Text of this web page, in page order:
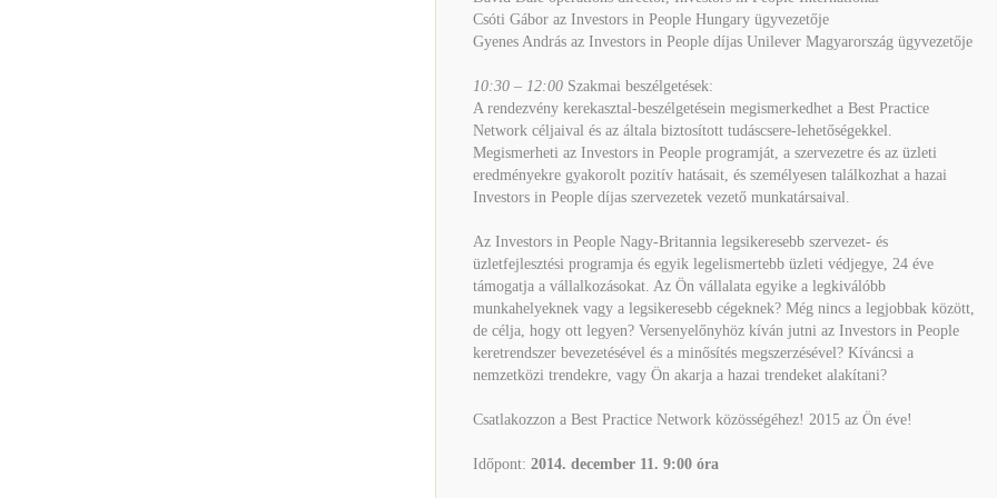
Csóti Gábor az Investors in People Hungary ügyvezetője
Gyenes András az Investors in People díjas Unilever Magyarország ügyvezetője
10:30 – 12:00Szakmai beszélgetések:
A rendezvény kerekasztal-beszélgetésein megismerkedhet a Best Practice
Network céljaival és az általa biztosított tudáscsere-lehetőségekkel.
Megismerheti az Investors in People programját, a szervezetre és az üzleti
eredményekre gyakorolt pozitív hatásait, és személyesen találkozhat a hazai
Investors in People díjas szervezetek vezető munkatársaival.
Az Investors in People Nagy-Britannia legsikeresebb szervezet- és
üzletfejlesztési programja és egyik legelismertebb üzleti védjegye, 24 éve
támogatja a vállalkozásokat. Az Ön vállalata egyike a legkiválóbb
munkahelyeknek vagy a legsikeresebb cégeknek? Még nincs a legjobbak között,
de célja, hogy ott legyen? Versenyelőnyhöz kíván jutni az Investors in People
keretrendszer bevezetésével és a minősítés megszerzésével? Kíváncsi a
nemzetközi trendekre, vagy Ön akarja a hazai trendeket alakítani?
Csatlakozzon a Best Practice Network közösségéhez! 2015 az Ön éve!
Időpont: 2014. december 11. 9:00 óra